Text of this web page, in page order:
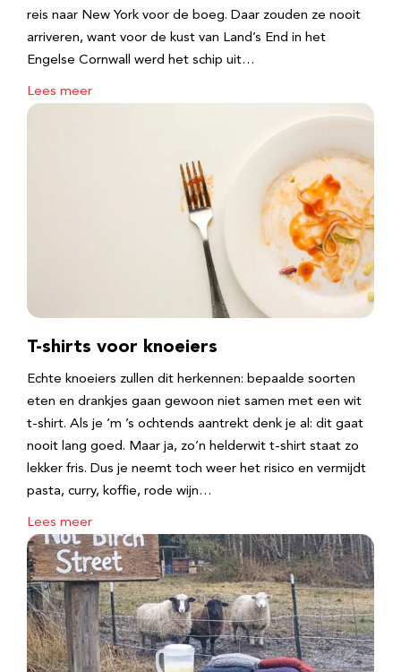
reis naar New York voor de boeg. Daar zouden ze nooit
arriveren, want voor de kust van Land’s End in het
Engelse Cornwall werd het schip uit…
Lees meer
T-shirts voor knoeiers
Echte knoeiers zullen dit herkennen: bepaalde soorten
eten en drankjes gaan gewoon niet samen met een wit
t-shirt. Als je ‘m ’s ochtends aantrekt denk je al: dit gaat
nooit lang goed. Maar ja, zo’n helderwit t-shirt staat zo
lekker fris. Dus je neemt toch weer het risico en vermijdt
pasta, curry, koffie, rode wijn…
Lees meer